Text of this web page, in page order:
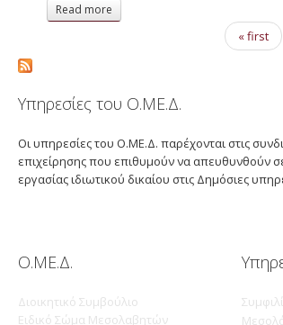
Read more
Pages
« first
Υπηρεσίες του Ο.ΜΕ.Δ.
Οι υπηρεσίες του Ο.ΜΕ.Δ. παρέχονται στις
επιχείρησης που επιθυμούν να απευθυνθούν
εργασίας ιδιωτικού δικαίου στις Δημόσιες
Ο.ΜΕ.Δ.
Διοικητικό Συμβούλιο
Ειδικό Σώμα Μεσολαβητών